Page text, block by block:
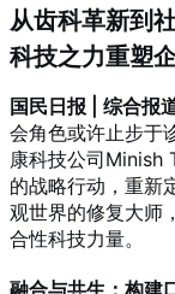
从齿科革新到
科技之力重塑
国民日报 | 综合报
会角色或许止步于
康科技公司Minish
的战略行动，重
观世界的修复大师
合性科技力量。
融合与共生：构建